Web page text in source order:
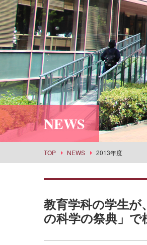
3つのポリシーとアセスメント
学びの特徴
武庫川女子大学のあゆみ
教育学科
心理学科
社会福祉学科
健康・スポーツ科学科
スポーツマネジメント学科
生活環境学科
社会情報学科
食物栄養学科
建築学科
景観建築学科
演奏学科
応用音楽学科
薬学科
健康生命薬科学科
食創造科学専攻
薬学専攻
音楽専攻科
学校教育センター
キャリアセンター
総合情報システム部（ICTヘル
健康サポートセンター
学生相談センター
学生サポート室（障がい学生
スポーツセンター
丹嶺学苑研修センター
男女共同参画推進課
事業部
武庫女エンタープライズ
アメリカ分校キャンパスマップ
CEA認定状について
データベース一覧
武庫川女子大学リポジトリ
LibrariE
学習・研究支援
附属総合ミュージアム
利用案内
所蔵品検索
NEWS
TOP NEWS 2013年度
教育学科の学生
の科学の祭典」